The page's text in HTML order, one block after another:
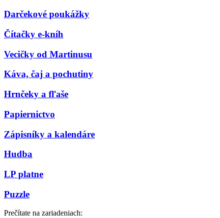
Darčekové poukážky
Čítačky e-kníh
Vecičky od Martinusu
Káva, čaj a pochutiny
Hrnčeky a fľaše
Papiernictvo
Zápisníky a kalendáre
Hudba
LP platne
Puzzle
Prečítate na zariadeniach: